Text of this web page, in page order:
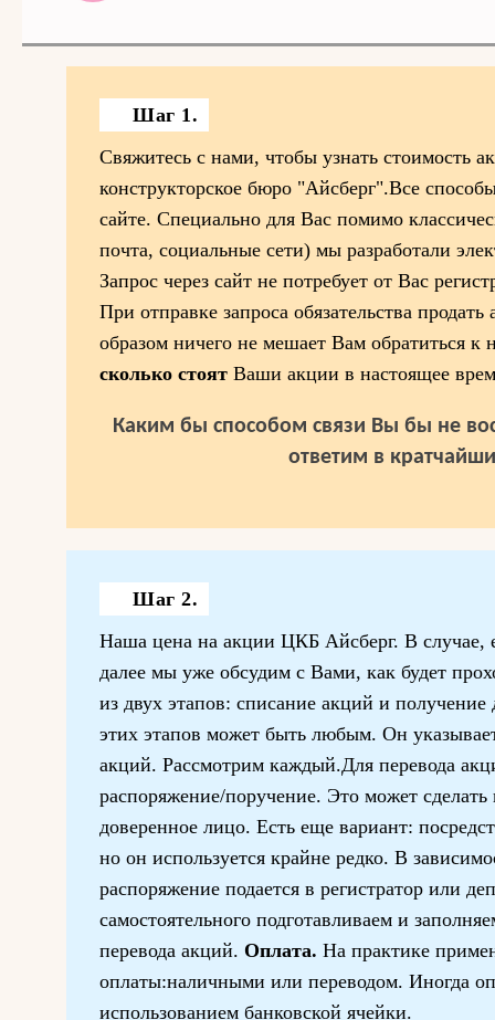
Шаг 1.
Свяжитесь с нами, чтобы узнать стоимость
конструкторское бюро "Айсберг".Все
сайте. Специально для Вас помимо
почта, социальные сети) мы разработали
Запрос через сайт не потребует от Вас
При отправке запроса обязательства
образом ничего не мешает Вам обратиться к
сколько стоят Ваши акции в настоящее
Каким бы способом связи Вы бы не
ответим в
Шаг 2.
Наша цена на акции ЦКБ Айсберг. В случае,
далее мы уже обсудим с Вами, как будет
из двух этапов: списание акций и
этих этапов может быть любым. Он
акций. Рассмотрим каждый.Для перевода
распоряжение/поручение. Это может сделать
доверенное лицо. Есть еще вариант:
но он используется крайне редко. В
распоряжение подается в регистратор или
самостоятельного подготавливаем и
перевода акций. Оплата. На практике
оплаты:наличными или переводом. Иногда
использованием банковской ячейки.